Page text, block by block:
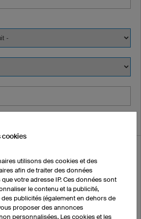
cookies
utilisons des cookies et des
afin de traiter des données
votre adresse IP. Ces données sont
le contenu et la publicité,
publicités (également en dehors de
proposer des annonces
personnalisées. Les cookies et les